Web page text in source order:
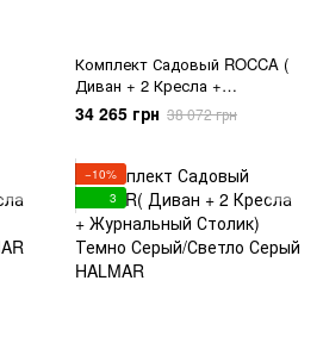
Комплект Садовый ROCCA (
Диван + 2 Кресла +
Журнальный Столик) Серый
HALMAR
34 265 грн 38 072 грн
−10%
3